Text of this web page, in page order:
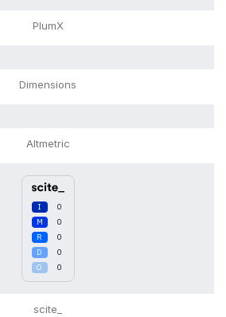
PlumX
Dimensions
Altmetric
0
0
0
0
0
scite_